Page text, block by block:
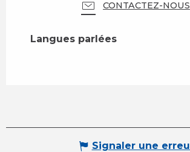
CONTACTEZ-NOUS
Langues parlées
Langues parlées
Signaler une